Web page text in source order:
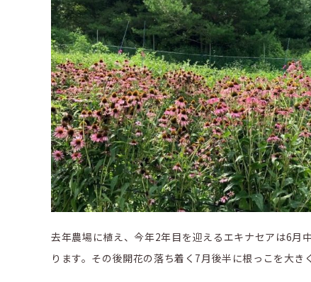
去年農場に植え、今年2年目を迎えるエキナセアは6月
ります。その後開花の落ち着く7月後半に根っこを大き